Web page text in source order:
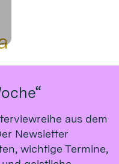
aus dem
Newsletter
wichtige Termine,